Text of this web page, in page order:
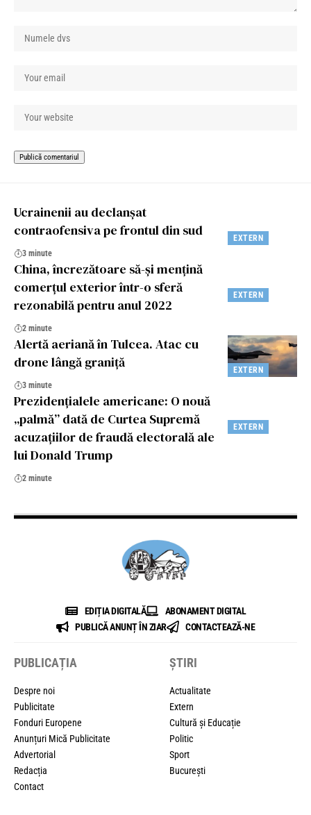
EXTERN
Ucrainenii au declanșat
contraofensiva pe frontul din sud
3 minute
EXTERN
China, încrezătoare să-și mențină
comerțul exterior într-o sferă
rezonabilă pentru anul 2022
2 minute
EXTERN
Alertă aeriană în Tulcea. Atac cu
drone lângă graniță
3 minute
EXTERN
Prezidențialele americane: O nouă
„palmă” dată de Curtea Supremă
acuzațiilor de fraudă electorală ale
lui Donald Trump
2 minute
EDIȚIA DIGITALĂ
ABONAMENT DIGITAL
PUBLICĂ ANUNȚ ÎN ZIAR
CONTACTEAZĂ-NE
PUBLICAȚIA
Despre noi
Publicitate
Fonduri Europene
Anunțuri Mică Publicitate
Advertorial
Redacția
Contact
ȘTIRI
Actualitate
Extern
Cultură și Educație
Politic
Sport
București